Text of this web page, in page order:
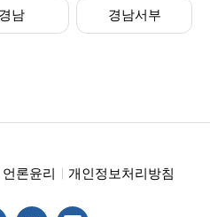
경남 경남서부
언론윤리 개인정보처리방침